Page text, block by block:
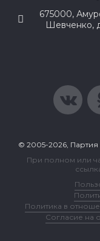
675000,
Шевченко,
© 2005-2026,
При полном или
Политика в
Согласие на